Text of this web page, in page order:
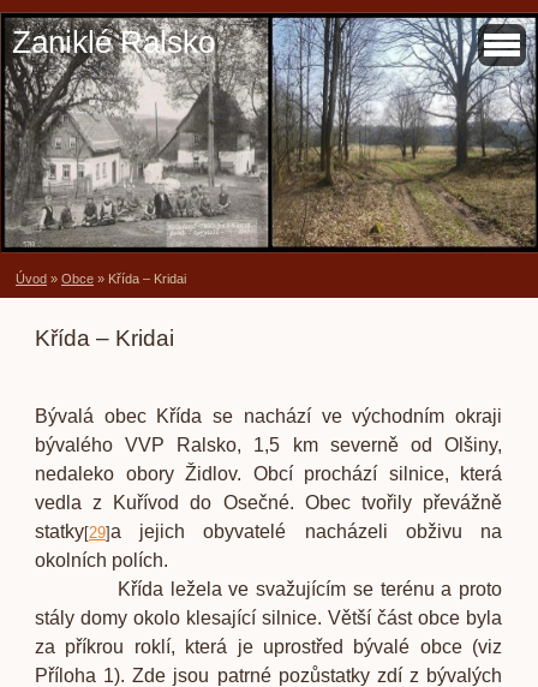
Zaniklé Ralsko
Úvod » Obce » Křída – Kridai
Křída – Kridai
Bývalá obec Křída se nachází ve východním okraji
bývalého VVP Ralsko, 1,5 km severně od Olšiny,
nedaleko obory Židlov. Obcí prochází silnice, která
vedla z Kuřívod do Osečné. Obec tvořily převážně
statky[29]a jejich obyvatelé nacházeli obživu na
okolních polích.
Křída ležela ve svažujícím se terénu a proto
stály domy okolo klesající silnice. Větší část obce byla
za příkrou roklí, která je uprostřed bývalé obce (viz
Příloha 1). Zde jsou patrné pozůstatky zdí z bývalých